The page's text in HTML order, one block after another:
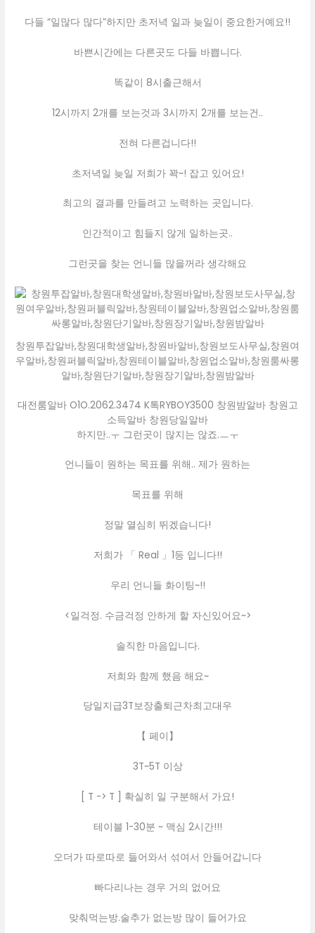
다들 “일많다 많다”하지만 초저녁 일과 늦일이 중요한거예요!!
바쁜시간에는 다른곳도 다들 바쁩니다.
똑같이 8시출근해서
12시까지 2개를 보는것과 3시까지 2개를 보는건..
전혀 다른겁니다!!
초저녁일 늦일 저희가 꽉~! 잡고 있어요!
최고의 결과를 만들려고 노력하는 곳입니다.
인간적이고 힘들지 않게 일하는곳..
그런곳을 찾는 언니들 많을꺼라 생각해요
창원투잡알바,창원대학생알바,창원바알바,창원보도사무실,창원여
우알바,창원퍼블릭알바,창원테이블알바,창원업소알바,창원룸싸롱
알바,창원단기알바,창원장기알바,창원밤알바
대전룸알바 O1O.2062.3474 K톡RYBOY3500 창원밤알바 창원고
소득알바 창원당일알바
하지만..ㅜ 그런곳이 많지는 않죠.ㅡㅜ
언니들이 원하는 목표를 위해.. 제가 원하는
목표를 위해
정말 열심히 뛰겠습니다!
저희가 「 Real 」1등 입니다!!
우리 언니들 화이팅~!!
<일걱정. 수금걱정 안하게 할 자신있어요~>
솔직한 마음입니다.
저희와 함께 했음 해요~
당일지급3T보장출퇴근차최고대우
【 페이】
3T~5T 이상
[ T -> T ] 확실히 일 구분해서 가요!
테이블 1-30분 ~ 맥심 2시간!!!
오더가 따로따로 들어와서 섞여서 안들어갑니다
빠다리나는 경우 거의 없어요
맞춰먹는방.술추가 없는방 많이 들어가요